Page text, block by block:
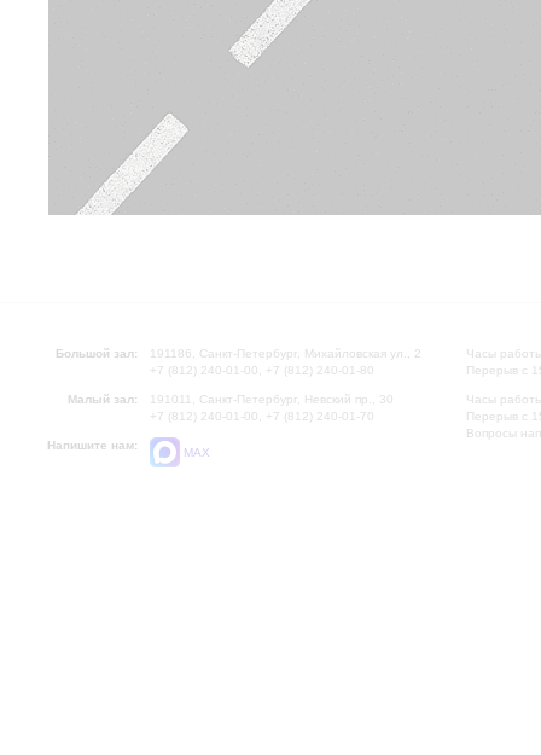
Большой зал:
191186, Санкт-Петербург, Михайловская ул., 2
+7 (812) 240-01-00, +7 (812) 240-01-80
Малый зал:
191011, Санкт-Петербург, Невский пр., 30
+7 (812) 240-01-00, +7 (812) 240-01-70
Напишите нам:
MAX
Часы
Перерыв с
Часы
Перерыв с
Вопросы